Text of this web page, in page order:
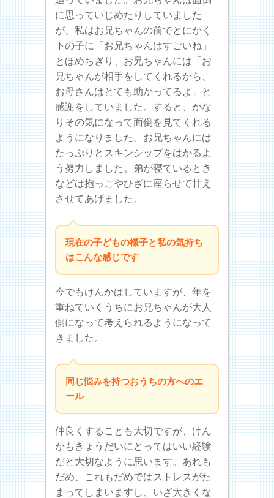
に思っていじめたりしていました
が、私はお兄ちゃんの前でとにかく
下の子に「お兄ちゃんはすごいね」
とほめちぎり、お兄ちゃんには「お
兄ちゃんが相手をしてくれるから、
お母さんはとても助かってるよ」と
感謝をしていました。すると、かな
りその気になって面倒を見てくれる
ようになりました。お兄ちゃんには
たっぷりとスキンシップをはかるよ
う努力しました。弟が寝ているとき
などは抱っこやひざに座らせて甘え
させてあげました。
現在の子どもの様子と私の気持ち
はこんな感じです
今でもけんかはしていますが、年を
重ねていくうちにお兄ちゃんが大人
側になって考えられるようになって
きました。
同じ悩みを持つおうちの方へのエ
ール
仲良くすることも大切ですが、けん
かもきょうだいにとってはいい経験
だと大切なように思います。あれも
だめ、これもだめではストレスがた
まってしまいますし、いざ大きくな